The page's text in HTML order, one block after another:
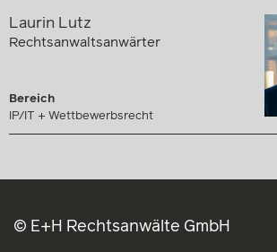
Laurin Lutz
Rechtsanwaltsanwärter
Bereich
IP/IT + Wettbewerbsrecht
© E+H Rechtsanwälte GmbH